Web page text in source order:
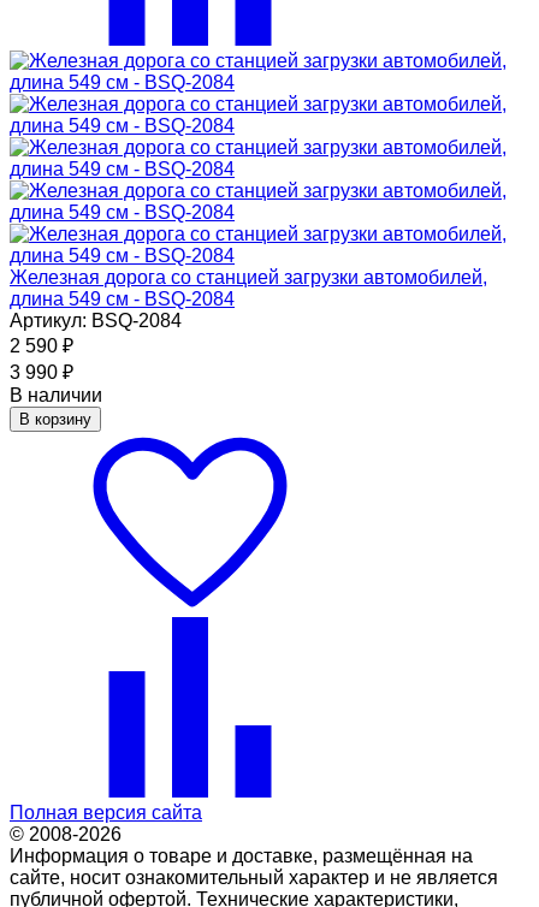
Железная дорога со станцией загрузки автомобилей,
длина 549 см - BSQ-2084
Артикул: BSQ-2084
2 590 ₽
3 990 ₽
В наличии
В корзину
Полная версия сайта
© 2008-2026
Информация о товаре и доставке, размещённая на
сайте, носит ознакомительный характер и не является
публичной офертой. Технические характеристики,